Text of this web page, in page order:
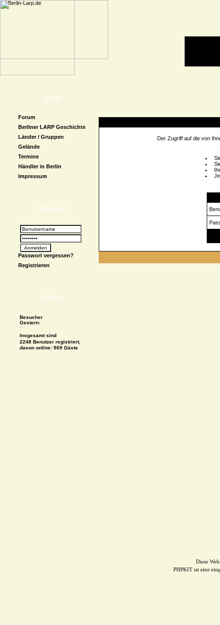
HOME
Forum
Berliner LARP Geschichte
Länder / Gruppen
Gelände
Termine
Händler in Berlin
Impressum
COMMUNITY
Passwort vergessen?
Registrieren
STATUS
Besucher
Gestern:
Insgesamt sind
2248 Benutzer registriert,
davon online: 969 Gäste
Der Zugriff auf die von
Diese
PHPKIT ist eine